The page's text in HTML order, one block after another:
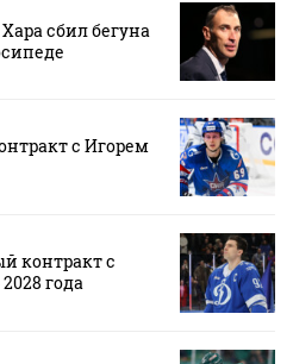
сбил бегуна
с Игорем
контракт с
года